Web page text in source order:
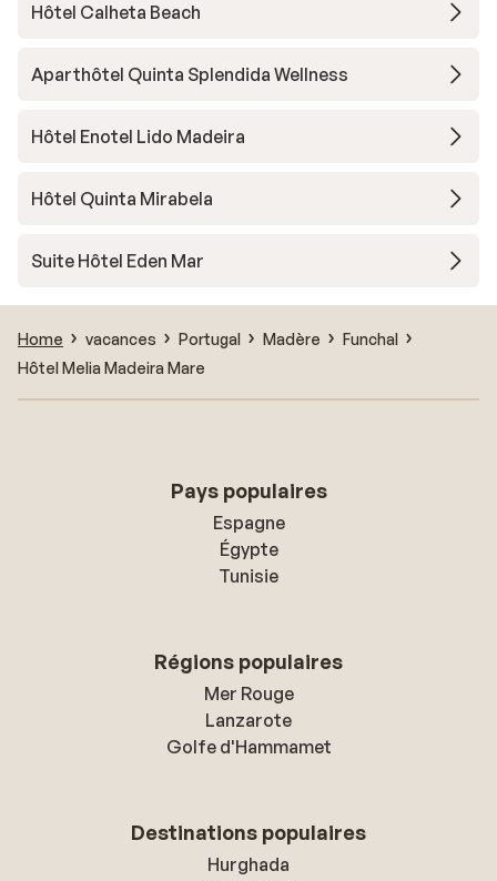
Hôtel Calheta Beach
Aparthôtel Quinta Splendida Wellness
Hôtel Enotel Lido Madeira
Hôtel Quinta Mirabela
Suite Hôtel Eden Mar
Home vacances Portugal Madère
Funchal
Hôtel Melia Madeira Mare
Pays populaires
Espagne
Égypte
Tunisie
Régions populaires
Mer Rouge
Lanzarote
Golfe d'Hammamet
Destinations populaires
Hurghada